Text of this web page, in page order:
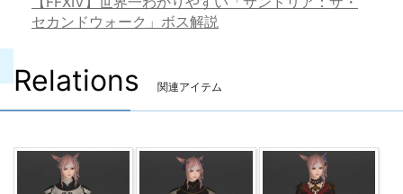
セカンドウォーク」ボス解説
Relations 関連アイテム